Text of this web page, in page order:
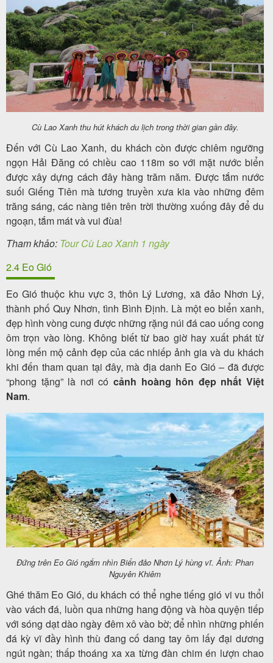
Cù Lao Xanh thu hút khách du lịch trong thời gian gần đây.
Đến với Cù Lao Xanh, du khách còn được chiêm ngưỡng
ngọn Hải Đăng có chiều cao 118m so với mặt nước biển
được xây dựng cách đây hàng trăm năm. Được tắm nước
suối Giếng Tiên mà tương truyền xưa kia vào những đêm
trăng sáng, các nàng tiên trên trời thường xuống đây để du
ngoạn, tắm mát và vui đùa!
Tham khảo: Tour Cù Lao Xanh 1 ngày
2.4 Eo Gió
Eo Gió thuộc khu vực 3, thôn Lý Lương, xã đảo Nhơn Lý,
thành phố Quy Nhơn, tình Bình Định. Là một eo biển xanh,
đẹp hình vòng cung được những rặng núi đá cao uống cong
ôm trọn vào lòng. Không biết từ bao giờ hay xuất phát từ
lòng mến mộ cảnh đẹp của các nhiếp ảnh gia và du khách
khi đến tham quan tại đây, mà địa danh Eo Gió – đã được
“phong tặng” là nơi có cảnh hoàng hôn đẹp nhất Việt
Nam.
Đứng trên Eo Gió ngắm nhìn Biển đảo Nhơn Lý hùng vĩ. Ảnh: Phan
Nguyên Khiêm
Ghé thăm Eo Gió, du khách có thể nghe tiếng gió vi vu thổi
vào vách đá, luồn qua những hang động và hòa quyện tiếp
với sóng dạt dào ngày đêm xô vào bờ; để nhìn những phiến
đá kỳ vĩ đầy hình thù đang cố dang tay ôm lấy đại dương
ngút ngàn; thấp thoáng xa xa từng đàn chim én lượn chao